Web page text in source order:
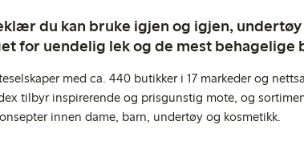
du kan bruke igjen og igjen,
for uendelig lek og de mest behagelige
med ca. 440 butikker i 17 markeder og
tilbyr inspirerende og prisgunstig mote, og
innen dame, barn, undertøy og kosmetikk.